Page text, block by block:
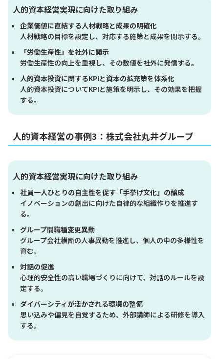
人的資本経営実現に向けた取り組み
企業価値に直結する人材戦略と成果の明確化
人材戦略の目標を設定し、対応する施策と成果を開示する。
「労働生産性」を社外に開示
労働生産性の向上を重視し、その数値を社外に発信する。
人的資本投資に関するKPIと資本の拡充策を体系化
人的資本投資についてKPIと施策を明示し、その効果を把握
する。
人的資本経営の事例3：株式会社丸井グループ
人的資本経営実現に向けた取り組み
社員一人ひとりの自主性を促す「手挙げ文化」の醸成
イノベーションの創出に向けた自律的な組織作りを推進す
る。
グループ間職種変更異動
グループ会社横断の人事異動を推進し、個人の中の多様性を
育む。
対話の促進
心理的安全性の高い職場づくりに向けて、対話のルールを設
定する。
ダイバーシティが活かされる環境の整備
思い込みや偏見を自覚するため、外部講師による研修を導入
する。